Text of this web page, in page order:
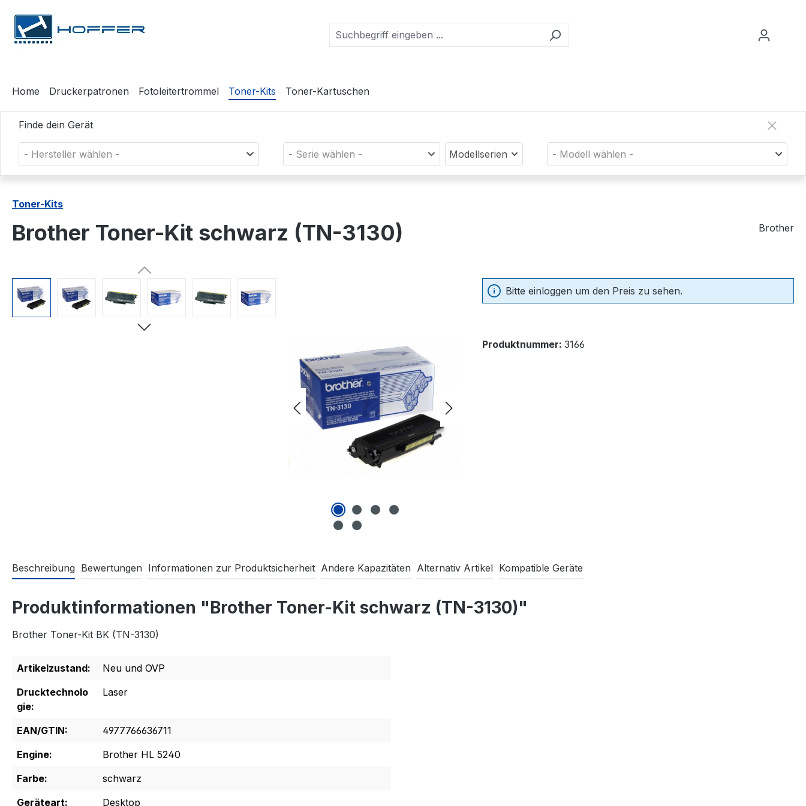
Hauptinhalt springen
Zur Suche springen
Zur Hauptnavigation springen
Home Druckerpatronen Fotoleitertrommel Toner-Kits Toner-Kartuschen
Finde dein Gerät
- Hersteller wählen - - Serie wählen - Modellserien - Modell wählen -
Toner-Kits
Brother Toner-Kit schwarz (TN-3130) Brother
Bildergalerie überspringen Bitte einloggen um den Preis zu sehen.
Produktnummer: 3166
Beschreibung Bewertungen Informationen zur Produktsicherheit Andere Kapazitäten Alternativ Artikel Kompatible Geräte
Produktinformationen "Brother Toner-Kit schwarz (TN-3130)"
Brother Toner-Kit BK (TN-3130)
Artikelzustand:
Neu und OVP
Drucktechnolo
gie:
Laser
EAN/GTIN:
4977766636711
Engine:
Brother HL 5240
Farbe:
schwarz
Geräteart:
Desktop